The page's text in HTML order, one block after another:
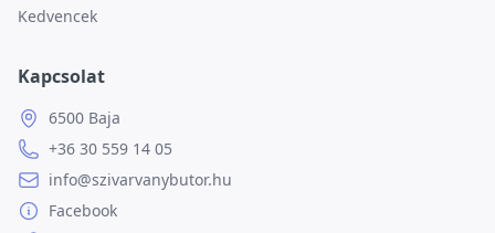
Kedvencek
Kapcsolat
6500 Baja
+36 30 559 14 05
info@szivarvanybutor.hu
Facebook